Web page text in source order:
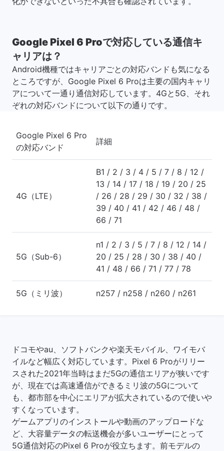
Google Pixel 6 Proで対応している通信キ
ャリアは？
Android機種ではキャリアごとの対応バンドも気になる
ところですが、Google Pixel 6 Proは主要の国内キャリ
アについて一通り通信対応しています。4Gと5G、それ
ぞれの対応バンドについて以下の通りです。
Google Pixel 6 Pro
の対応バンド
詳細
4G（LTE）
B1 / 2 / 3 / 4 / 5 / 7 / 8 / 12 /
13 / 14 / 17 / 18 / 19 / 20 / 25
/ 26 / 28 / 29 / 30 / 32 / 38 /
39 / 40 / 41 / 42 / 46 / 48 /
66 / 71
5G（Sub-6）
n1 / 2 / 3 / 5 / 7 / 8 / 12 / 14 /
20 / 25 / 28 / 30 / 38 / 40 /
41 / 48 / 66 / 71 / 77 / 78
5G（ミリ波） n257 / n258 / n260 / n261
ドコモやau、ソフトバンクや楽天モバイル、ワイモバ
イルなど幅広く対応しています。Pixel 6 Proがリリー
スされた2021年当時はまだ5Gの通信エリアが狭いです
が、現在では高速通信ができるミリ波の5Gについて
も、都市部を中心にエリアが拡大されているので使いや
すくなっています。
ゲームアプリのインストールや動画のアップロードな
ど、大容量データの転送機会が多いユーザーにとって
5G通信対応のPixel 6 Proが役立ちます。前モデルの